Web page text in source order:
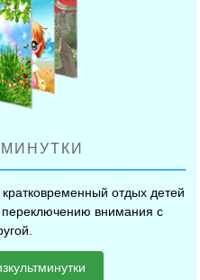
отдых детей
переключению внимания с